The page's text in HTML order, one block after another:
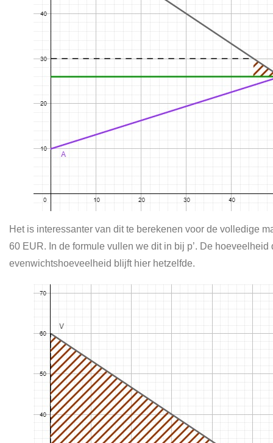
Het is interessanter van dit te berekenen voor de volledige
60 EUR. In de formule vullen we dit in bij p’. De
evenwichtshoeveelheid blijft hier hetzelfde.